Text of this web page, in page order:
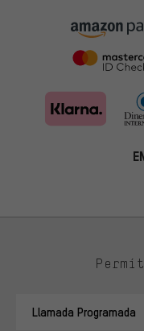
Llamada Programada
ti. Las cookies de